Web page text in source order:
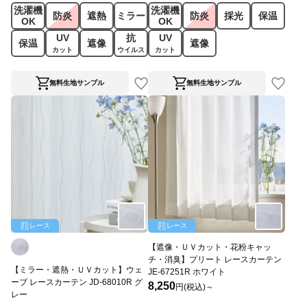
洗濯機
OK
防炎 遮熱 ミラー
保温 UV
カット
遮像 抗
ウイルス
無料生地サンプル
洗濯機
OK
防炎 採光
保温
UV
カット
遮像
無料生地サンプル
レース
【ミラー・遮熱・ＵＶカット】ウェ
ーブ レースカーテン JD-68010R グ
レー
レース
【遮像・ＵＶカット・花粉キャッ
チ・消臭】プリート レースカーテン
JE-67251R ホワイト
8,250円(税込)～